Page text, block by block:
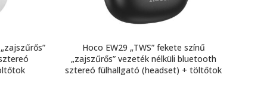
Hoco EW29 „TWS” fekete színű
„zajszűrős” vezeték nélküli bluetooth
sztereó fülhallgató (headset) + töltőtok